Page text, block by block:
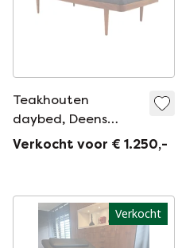
Teakhouten
daybed, Deens
ontwerp, jaren 1970,
Verkocht voor € 1.250,-
Verkocht